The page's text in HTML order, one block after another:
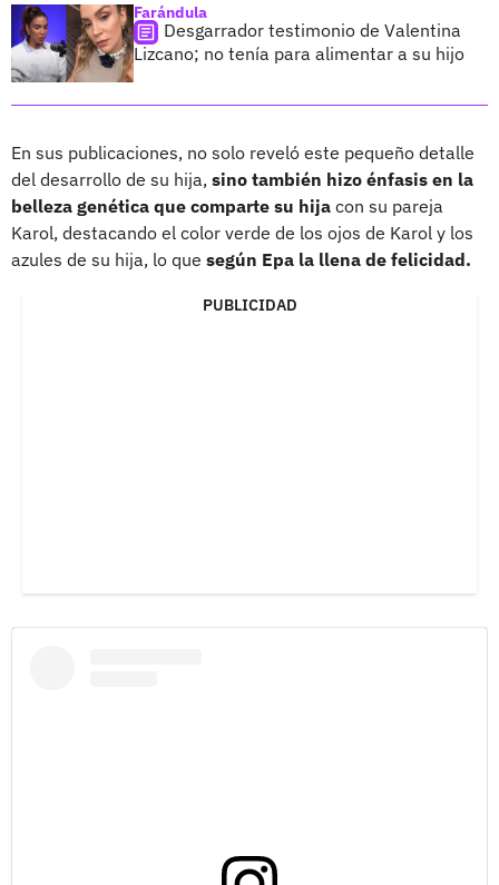
Farándula
Desgarrador testimonio de Valentina
Lizcano; no tenía para alimentar a su hijo
En sus publicaciones, no solo reveló este pequeño detalle
del desarrollo de su hija, sino también hizo énfasis en la
belleza genética que comparte su hija con su pareja
Karol, destacando el color verde de los ojos de Karol y los
azules de su hija, lo que según Epa la llena de felicidad.
PUBLICIDAD